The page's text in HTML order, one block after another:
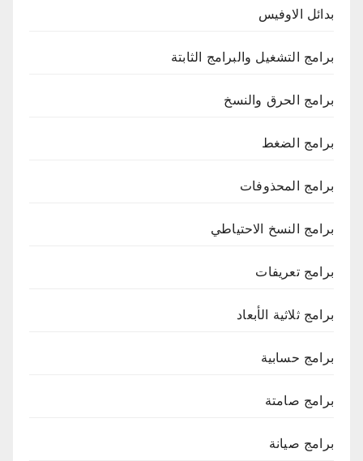
بدائل الاوفيس
برامج التشغيل والبرامج الثابتة
برامج الحرق والنسخ
برامج الضغط
برامج المحذوفات
برامج النسخ الاحتياطي
برامج تعريفات
برامج ثلاثية الأبعاد
برامج حسابية
برامج صامتة
برامج صيانة